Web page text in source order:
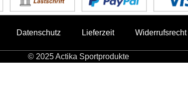
Datenschutz Lieferzeit Widerrufsrecht
© 2025 Actika Sportprodukte